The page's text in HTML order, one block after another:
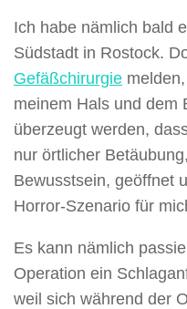
Ich habe nämlich bald
Südstadt in Rostock.
Gefäßchirurgie
meinem Hals und dem
überzeugt werden,
nur örtlicher
Bewusstsein, geöffnet
Horror-Szenario für
Es kann nämlich
Operation ein
weil sich während der